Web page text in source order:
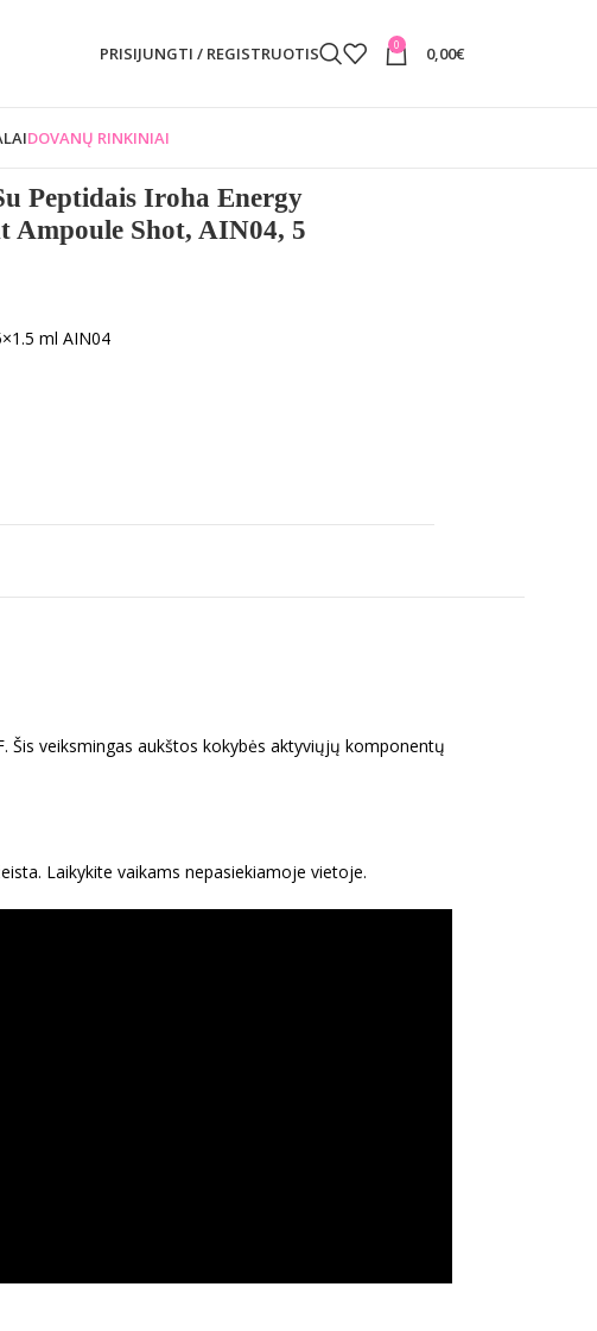
PRISIJUNGTI / REGISTRUOTIS 0 0,00€
DOVANŲ RINKINIAI
Peptidais Iroha Energy
Ampoule Shot, AIN04, 5
ml AIN04
veiksmingas aukštos kokybės aktyviųjų komponentų
Laikykite vaikams nepasiekiamoje vietoje.